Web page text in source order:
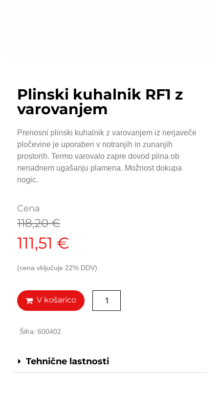
Plinski kuhalnik RF1 z
varovanjem
Prenosni plinski kuhalnik z varovanjem iz nerjaveče
pločevine je uporaben v notranjih in zunanjih
prostorih. Termo varovalo zapre dovod plina ob
nenadnem ugašanju plamena. Možnost dokupa
nogic.
Cena
118,20€
111,51 €
(cena vključuje 22% DDV)
V košarico
Šifra: 600402
Tehnične lastnosti